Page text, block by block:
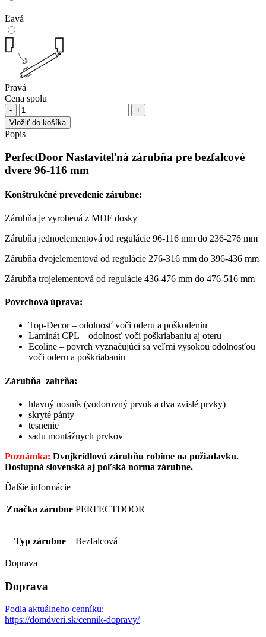
Ľavá
Pravá
Cena spolu
množstvo
PerfectDoor
Nastaviteľná
pre
bezfalcové
dvere
116
Vložiť do košíka
Popis
PerfectDoor Nastaviteľná zárubňa pre bezfalcové
dvere 96-116 mm
Konštrukčné prevedenie zárubne:
Zárubňa je vyrobená z MDF dosky
Zárubňa jednoelementová od regulácie 96-116 mm do 236-276 mm
Zárubňa dvojelementová od regulácie 276-316 mm do 396-436 mm
Zárubňa trojelementová od regulácie 436-476 mm do 476-516 mm
Povrchová úprava:
Top-Decor – odolnosť voči oderu a poškodeniu
Laminát CPL – odolnosť voči poškriabaniu aj oteru
Ecoline – povrch vyznačujúci sa veľmi vysokou odolnosťou
voči oderu a poškriabaniu
Zárubňa zahŕňa:
hlavný nosník (vodorovný prvok a dva zvislé prvky)
skryté pánty
tesnenie
sadu montážnych prvkov
Poznámka: Dvojkrídlovú zárubňu robíme na požiadavku.
Dostupná slovenská aj poľská norma zárubne.
Ďalšie informácie
Značka zárubne PERFECTDOOR
Typ zárubne Bezfalcová
Doprava
Doprava
Podla aktuálneho cenníku:
https://domdveri.sk/cennik-dopravy/